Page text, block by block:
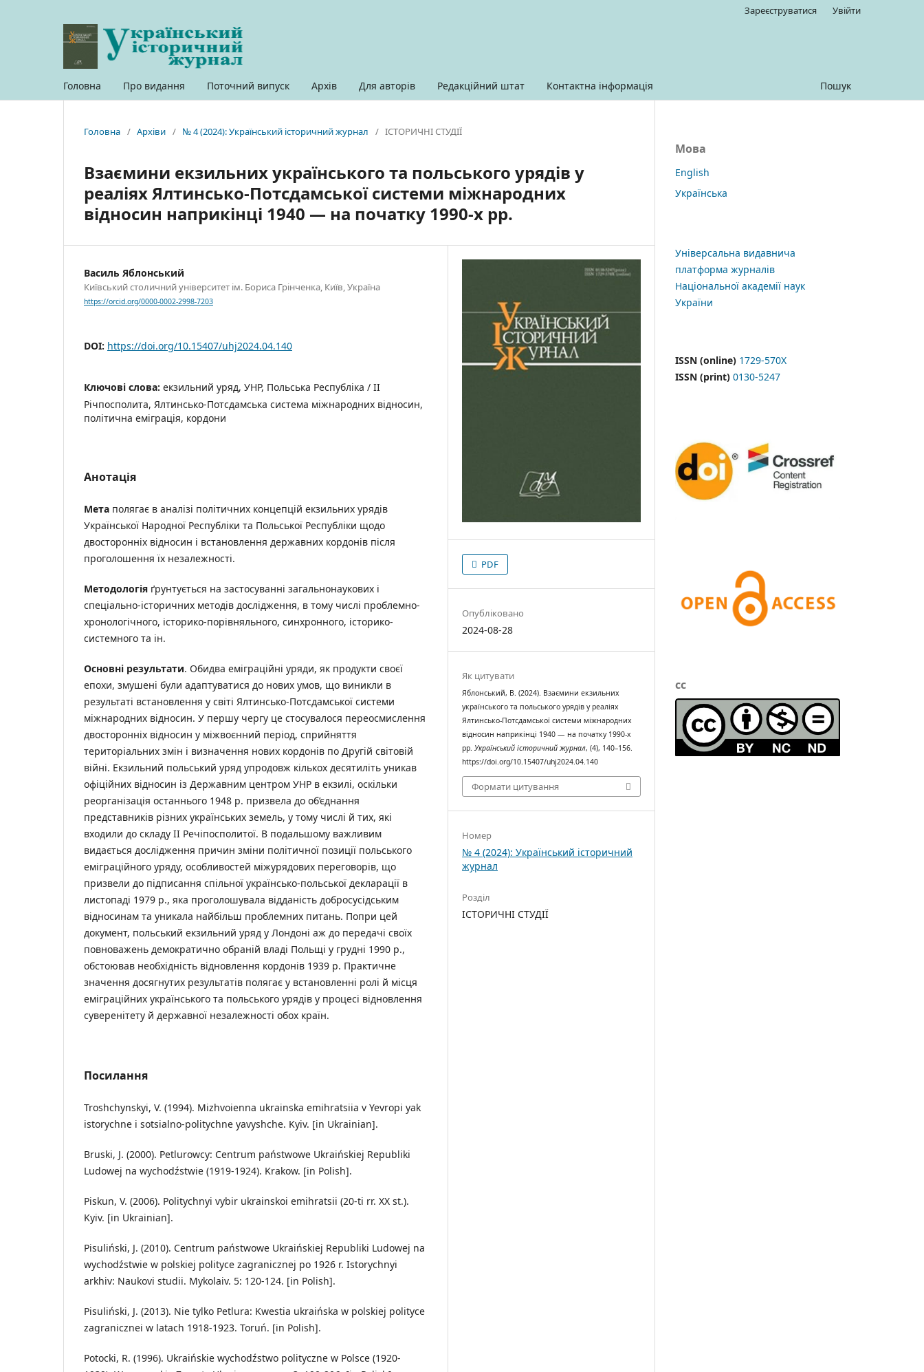
Головна Про видання Поточний випуск Архів Для авторів Редакційний штат Контактна інформація Пошук
Зареєструватися Увійти
Головна / Архіви / № 4 (2024): Український історичний журнал / ІСТОРИЧНІ СТУДІЇ
Взаємини екзильних українського та польського урядів у
реаліях Ялтинсько-Потсдамської системи міжнародних
відносин наприкінці 1940 — на початку 1990-х рр.
Василь Яблонський
Київський столичний університет ім. Бориса Грінченка, Київ, Україна
https://orcid.org/0000-0002-2998-7203
DOI: https://doi.org/10.15407/uhj2024.04.140
Ключові слова: екзильний уряд, УНР, Польська Республіка / II
Річпосполита, Ялтинсько-Потсдамська система міжнародних відносин,
політична еміграція, кордони
Анотація
Мета полягає в аналізі політичних концепцій екзильних урядів
Української Народної Республіки та Польської Республіки щодо
двосторонніх відносин і встановлення державних кордонів після
проголошення їх незалежності.
Методологія ґрунтується на застосуванні загальнонаукових і
спеціально-історичних методів дослідження, в тому числі проблемно-
хронологічного, історико-порівняльного, синхронного, історико-
системного та ін.
Основні результати. Обидва еміграційні уряди, як продукти своєї
епохи, змушені були адаптуватися до нових умов, що виникли в
результаті встановлення у світі Ялтинсько-Потсдамської системи
міжнародних відносин. У першу чергу це стосувалося переосмислення
двосторонніх відносин у міжвоєнний період, сприйняття
територіальних змін і визначення нових кордонів по Другій світовій
війні. Екзильний польський уряд упродовж кількох десятиліть уникав
офіційних відносин із Державним центром УНР в екзилі, оскільки
реорганізація останнього 1948 р. призвела до об’єднання
представників різних українських земель, у тому числі й тих, які
входили до складу II Речіпосполитої. В подальшому важливим
видається дослідження причин зміни політичної позиції польського
еміграційного уряду, особливостей міжурядових переговорів, що
призвели до підписання спільної українсько-польської декларації в
листопаді 1979 р., яка проголошувала відданість добросусідським
відносинам та уникала найбільш проблемних питань. Попри цей
документ, польський екзильний уряд у Лондоні аж до передачі своїх
повноважень демократично обраній владі Польщі у грудні 1990 р.,
обстоював необхідність відновлення кордонів 1939 р. Практичне
значення досягнутих результатів полягає у встановленні ролі й місця
еміграційних українського та польського урядів у процесі відновлення
суверенітету й державної незалежності обох країн.
Посилання
Troshchynskyi, V. (1994). Mizhvoienna ukrainska emihratsiia v Yevropi yak
istorychne i sotsialno-politychne yavyshche. Kyiv. [in Ukrainian].
Bruski, J. (2000). Petlurowcy: Centrum państwowe Ukraińskiej Republiki
Ludowej na wychodźstwie (1919-1924). Krakow. [in Polish].
Piskun, V. (2006). Politychnyi vybir ukrainskoi emihratsii (20-ti rr. XX st.).
Kyiv. [in Ukrainian].
Pisuliński, J. (2010). Centrum państwowe Ukraińskiej Republiki Ludowej na
wychodźstwie w polskiej polityce zagranicznej po 1926 r. Istorychnyi
arkhiv: Naukovi studii. Mykolaiv. 5: 120-124. [in Polish].
Pisuliński, J. (2013). Nie tylko Petlura: Kwestia ukraińska w polskiej polityce
zagranicznei w latach 1918-1923. Toruń. [in Polish].
Potocki, R. (1996). Ukraińskie wychodźstwo polityczne w Polsce (1920-
PDF
Опубліковано
2024-08-28
Як цитувати
Яблонський, В. (2024). Взаємини екзильних
українського та польського урядів у реаліях
Ялтинсько-Потсдамської системи міжнародних
відносин наприкінці 1940 — на початку 1990-х
рр.Український історичний журнал, (4), 140–156.
https://doi.org/10.15407/uhj2024.04.140
Формати цитування
Номер
№ 4 (2024): Український історичний
журнал
Розділ
ІСТОРИЧНІ СТУДІЇ
Мова
English
Українська
Універсальна видавнича
платформа журналів
Національної академії наук
України
ISSN (online) 1729-570X
ISSN (print) 0130-5247
cc